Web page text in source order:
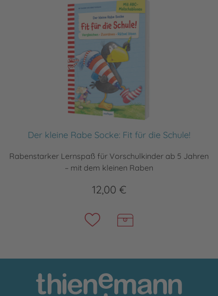
Der kleine Rabe Socke: Fit für die Schule!
Rabenstarker Lernspaß für Vorschulkinder ab 5 Jahren
– mit dem kleinen Raben
12,00 €